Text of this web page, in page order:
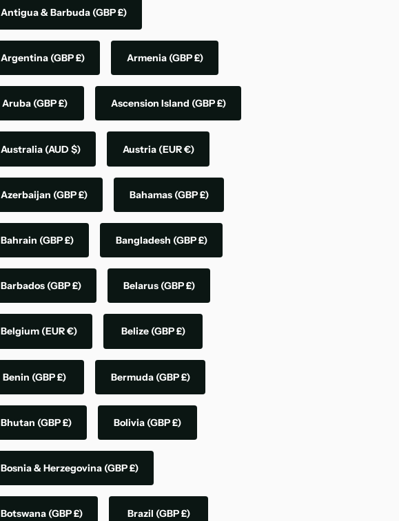
Antigua & Barbuda (GBP £)
Argentina (GBP £) Armenia (GBP £)
Aruba (GBP £) Ascension Island (GBP £)
Australia (AUD $) Austria (EUR €)
Azerbaijan (GBP £) Bahamas (GBP £)
Bahrain (GBP £) Bangladesh (GBP £)
Barbados (GBP £) Belarus (GBP £)
Belgium (EUR €) Belize (GBP £)
Benin (GBP £) Bermuda (GBP £)
Bhutan (GBP £) Bolivia (GBP £)
Bosnia & Herzegovina (GBP £)
Botswana (GBP £) Brazil (GBP £)